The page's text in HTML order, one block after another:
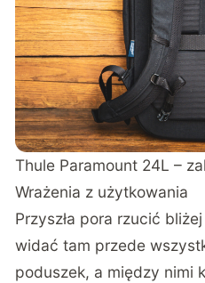
Thule Paramount 24L –
Wrażenia z użytkowania
Przyszła pora rzucić
widać tam przede
poduszek, a między nimi